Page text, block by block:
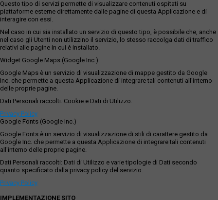
Questo tipo di servizi permette di visualizzare contenuti ospitati su
piattaforme esterne direttamente dalle pagine di questa Applicazione e di
interagire con essi.
Nel caso in cui sia installato un servizio di questo tipo, è possibile che, anche
nel caso gli Utenti non utilizzino il servizio, lo stesso raccolga dati di traffico
relativi alle pagine in cui è installato.
Widget Google Maps (Google Inc.)
Google Maps è un servizio di visualizzazione di mappe gestito da Google
Inc. che permette a questa Applicazione di integrare tali contenuti all'interno
delle proprie pagine.
Dati Personali raccolti: Cookie e Dati di Utilizzo.
Privacy Policy
Google Fonts (Google Inc.)
Google Fonts è un servizio di visualizzazione di stili di carattere gestito da
Google Inc. che permette a questa Applicazione di integrare tali contenuti
all'interno delle proprie pagine.
Dati Personali raccolti: Dati di Utilizzo e varie tipologie di Dati secondo
quanto specificato dalla privacy policy del servizio.
Privacy Policy
IMPLEMENTAZIONE SITO